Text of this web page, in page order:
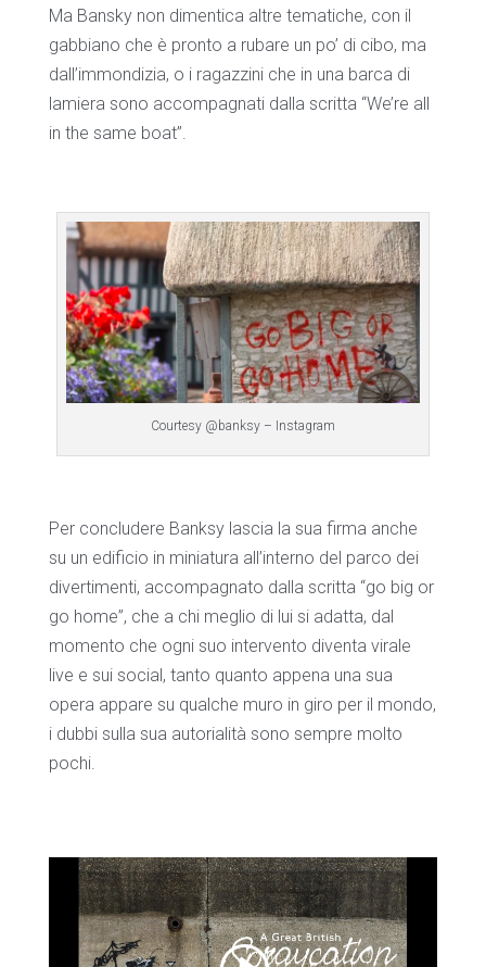
Ma Bansky non dimentica altre tematiche, con il
gabbiano che è pronto a rubare un po’ di cibo, ma
dall’immondizia, o i ragazzini che in una barca di
lamiera sono accompagnati dalla scritta “We’re all
in the same boat”.
Courtesy @banksy – Instagram
Per concludere Banksy lascia la sua firma anche
su un edificio in miniatura all’interno del parco dei
divertimenti, accompagnato dalla scritta “go big or
go home”, che a chi meglio di lui si adatta, dal
momento che ogni suo intervento diventa virale
live e sui social, tanto quanto appena una sua
opera appare su qualche muro in giro per il mondo,
i dubbi sulla sua autorialità sono sempre molto
pochi.